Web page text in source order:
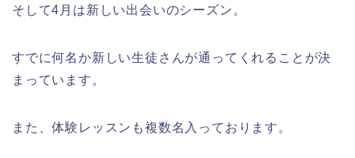
そして4月は新しい出会いのシーズン。
すでに何名か新しい生徒さんが通ってくれることが決
まっています。
また、体験レッスンも複数名入っております。